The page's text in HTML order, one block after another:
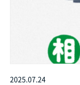
2025.07.24